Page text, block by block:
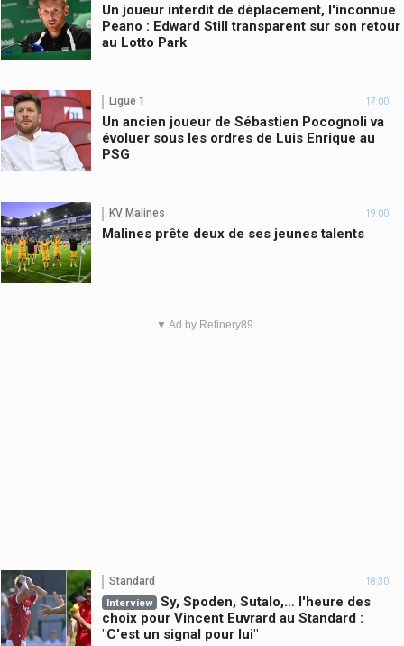
Un joueur interdit de déplacement, l'inconnue
Peano : Edward Still transparent sur son retour
au Lotto Park
Ligue 1 17:00
Un ancien joueur de Sébastien Pocognoli va
évoluer sous les ordres de Luis Enrique au
PSG
KV Malines 19:00
Malines prête deux de ses jeunes talents
▼ Ad by Refinery89
Standard 18:30
Interview
Sy, Spoden, Sutalo,… l'heure des
choix pour Vincent Euvrard au Standard :
"C'est un signal pour lui"